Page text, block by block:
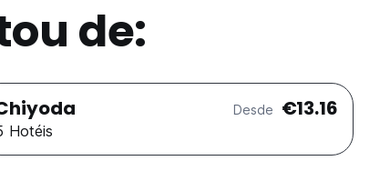
de:
Desde €13.16
Hotéis